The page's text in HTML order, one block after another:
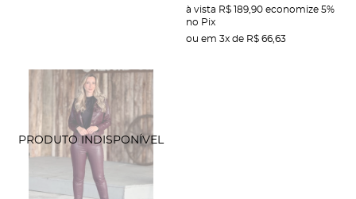
à vista R$ 189,90 economize 5%
no Pix
ou em 3x de R$ 66,63